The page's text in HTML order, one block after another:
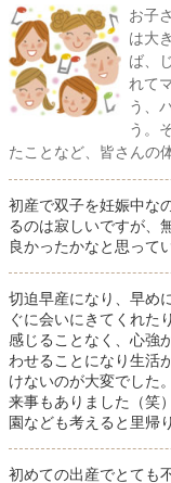
お子
は大
ば、
れて
う、
う。
たことなど、皆さんの
初産で双子を妊娠中な
るのは寂しいですが、
良かったかなと思って
切迫早産になり、早め
ぐに会いにきてくれた
感じることなく、心強
わせることになり生活
けないのが大変でした
来事もありました（笑
園なども考えると里帰
初めての出産でとても